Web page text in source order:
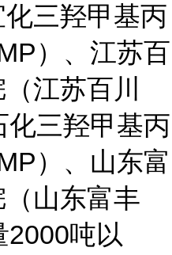
三羟甲基丙
）、江苏百
江苏百川
三羟甲基丙
）、山东富
山东富丰
2000吨以